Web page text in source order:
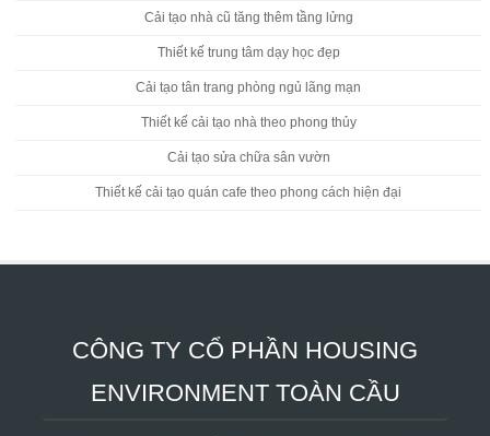
Cải tạo nhà cũ tăng thêm tầng lửng
Thiết kế trung tâm dạy học đẹp
Cải tạo tân trang phòng ngủ lãng mạn
Thiết kế cải tạo nhà theo phong thủy
Cải tạo sửa chữa sân vườn
Thiết kế cải tạo quán cafe theo phong cách hiện đại
CÔNG TY CỔ PHẦN HOUSING
ENVIRONMENT TOÀN CẦU